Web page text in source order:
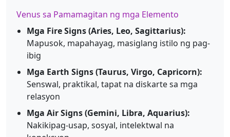
Venus sa Pamamagitan ng mga Elemento
Mga Fire Signs (Aries, Leo, Sagittarius):
Mapusok, mapahayag, masiglang istilo ng pag-
ibig
Mga Earth Signs (Taurus, Virgo, Capricorn):
Senswal, praktikal, tapat na diskarte sa mga
relasyon
Mga Air Signs (Gemini, Libra, Aquarius):
Nakikipag-usap, sosyal, intelektwal na